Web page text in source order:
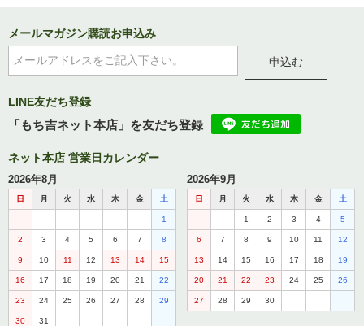
メールマガジン購読お申込み
申込む
LINE友だち登録
「もち吉ネット本店」を友だち登録
ネット本店 営業日カレンダー
2026年8月
日 月 火 水 木 金 土
1
2 3 4 5 6 7 8
9 10 11 12 13 14 15
16 17 18 19 20 21 22
23 24 25 26 27 28 29
30 31
2026年9月
日 月 火 水 木 金 土
1 2 3 4 5
6 7 8 9 10 11 12
13 14 15 16 17 18 19
20 21 22 23 24 25 26
27 28 29 30